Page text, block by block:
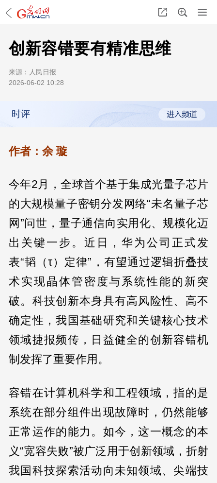
创新容错要有精准思维
来源： 人民日报
2026-06-02 10:28
时评
作者：余 璇
今年2月，全球首个基于集成光量子芯片
的大规模量子密钥分发网络“未名量子芯
网”问世，量子通信向实用化、规模化迈
出关键一步。近日，华为公司正式发
表“韬（τ）定律”，有望通过逻辑折叠技
术实现晶体管密度与系统性能的新突
破。科技创新本身具有高风险性、高不
确定性，我国基础研究和关键核心技术
领域捷报频传，日益健全的创新容错机
制发挥了重要作用。
容错在计算机科学和工程领域，指的是
系统在部分组件出现故障时，仍然能够
正常运作的能力。如今，这一概念的本
义“宽容失败”被广泛用于创新领域，折射
我国科技探索活动向未知领域、尖端技